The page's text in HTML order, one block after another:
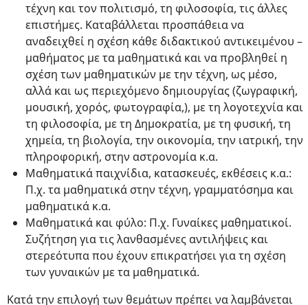
τέχνη και τον πολιτισμό, τη φιλοσοφία, τις άλλες
επιστήμες. Καταβάλλεται προσπάθεια να
αναδειχθεί η σχέση κάθε διδακτικού αντικειμένου –
μαθήματος με τα μαθηματικά και να προβληθεί η
σχέση των μαθηματικών με την τέχνη, ως μέσο,
αλλά και ως περιεχόμενο δημιουργίας (ζωγραφική,
μουσική, χορός, φωτογραφία,), με τη λογοτεχνία και
τη φιλοσοφία, με τη Δημοκρατία, με τη φυσική, τη
χημεία, τη βιολογία, την οικονομία, την ιατρική, την
πληροφορική, στην αστρονομία κ.α.
Μαθηματικά παιχνίδια, κατασκευές, εκθέσεις κ.α.:
Π.χ. τα μαθηματικά στην τέχνη, γραμματόσημα και
μαθηματικά κ.α.
Μαθηματικά και φύλο: Π.χ. Γυναίκες μαθηματικοί.
Συζήτηση για τις λανθασμένες αντιλήψεις και
στερεότυπα που έχουν επικρατήσει για τη σχέση
των γυναικών με τα μαθηματικά.
Κατά την επιλογή των θεμάτων πρέπει να λαμβάνεται